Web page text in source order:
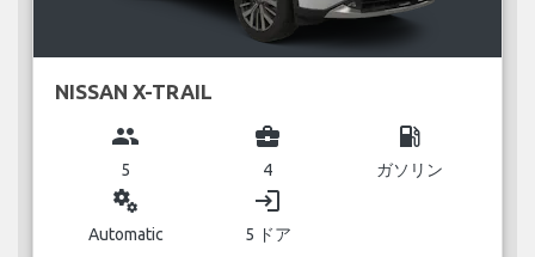
NISSAN X-TRAIL
group
5
business_center
4
local_gas_station
ガソリン
miscellaneous_services
Automatic
login
5 ドア